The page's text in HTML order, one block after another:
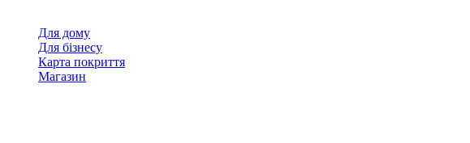
Для дому
Для бізнесу
Карта покриття
Магазин